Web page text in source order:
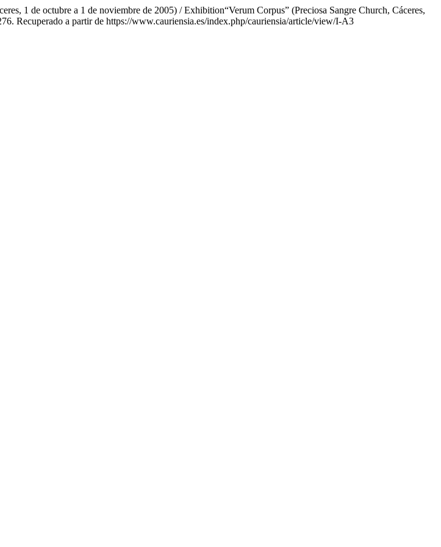
1 de octubre a 1 de noviembre de 2005) / Exhibition“Verum Corpus” (Preciosa Sangre Church, Cáceres,
Recuperado a partir de https://www.cauriensia.es/index.php/cauriensia/article/view/I-A3